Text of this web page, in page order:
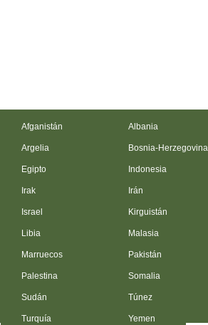
Afganistán Albania
Argelia Bosnia-Herzegovina
Egipto Indonesia
Irak Irán
Israel Kirguistán
Libia Malasia
Marruecos Pakistán
Palestina Somalia
Sudán Túnez
Turquía Yemen